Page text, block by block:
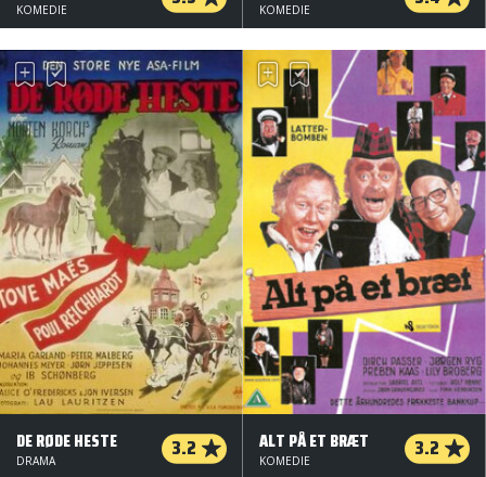
KOMEDIE KOMEDIE
DE RØDE HESTE 3.2
DRAMA
ALT PÅ ET BRÆT 3.2
KOMEDIE